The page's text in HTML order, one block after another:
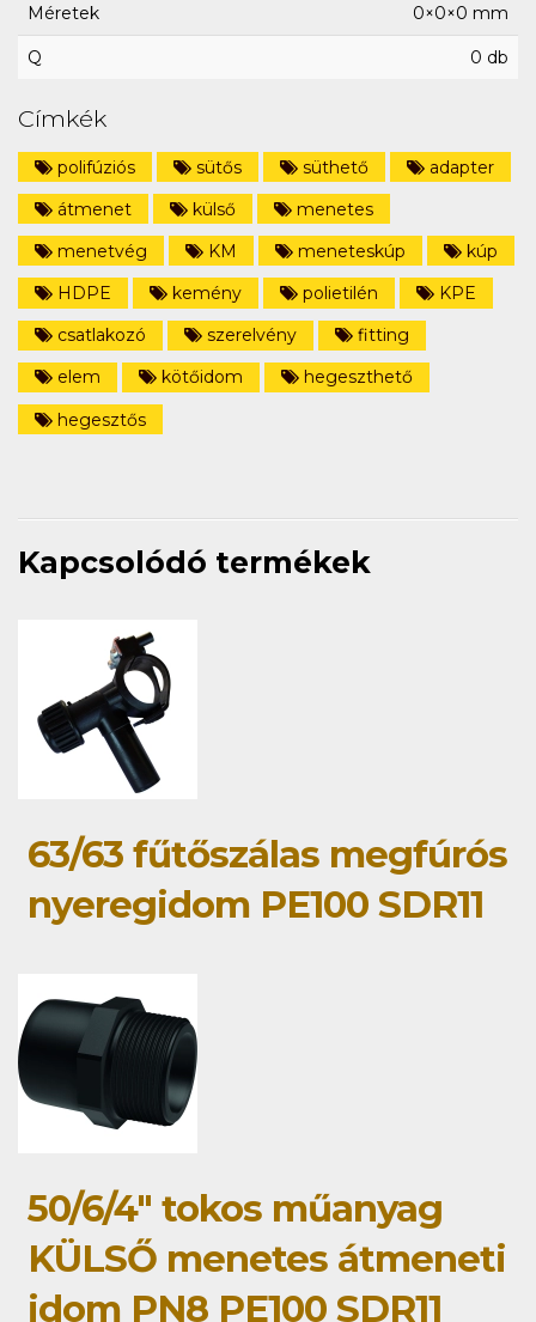
Méretek 0×0×0 mm
Q 0 db
Címkék
polifúziós sütős süthető
adapter
átmenet
külső
menetes
menetvég
KM meneteskúp
kúp
HDPE
kemény polietilén
KPE
csatlakozó
szerelvény
fitting
elem
kötőidom
hegeszthető
hegesztős
Kapcsolódó termékek
63/63 fűtőszálas megfúrós
nyeregidom PE100 SDR11
50/6/4" tokos műanyag
KÜLSŐ menetes átmeneti
idom PN8 PE100 SDR11